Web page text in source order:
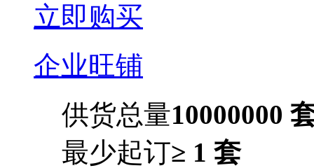
立即购买
企业旺铺
供货总量10000000
最少起订≥ 1 套